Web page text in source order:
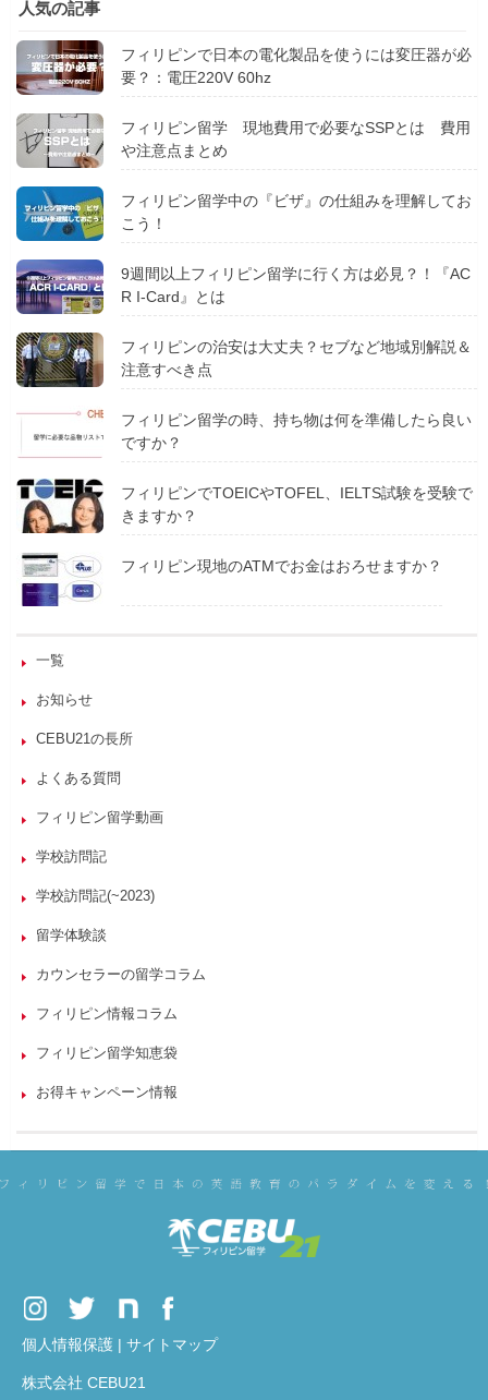
人気の記事
フィリピンで日本の電化製品を使うには変圧器が必
要？：電圧220V 60hz
フィリピン留学 現地費用で必要なSSPとは 費用
や注意点まとめ
フィリピン留学中の『ビザ』の仕組みを理解してお
こう！
9週間以上フィリピン留学に行く方は必見？！『AC
R I-Card』とは
フィリピンの治安は大丈夫？セブなど地域別解説＆
注意すべき点
フィリピン留学の時、持ち物は何を準備したら良い
ですか？
フィリピンでTOEICやTOFEL、IELTS試験を受験で
きますか？
フィリピン現地のATMでお金はおろせますか？
一覧
お知らせ
CEBU21の長所
よくある質問
フィリピン留学動画
学校訪問記
学校訪問記(~2023)
留学体験談
カウンセラーの留学コラム
フィリピン情報コラム
フィリピン留学知恵袋
お得キャンペーン情報
個人情報保護 | サイトマップ
株式会社 CEBU21